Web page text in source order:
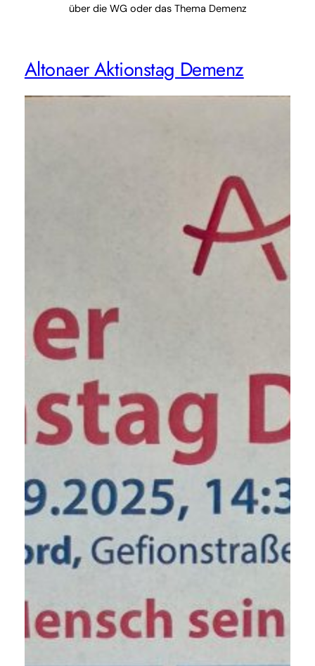
über die WG oder das Thema Demenz
Altonaer Aktionstag Demenz